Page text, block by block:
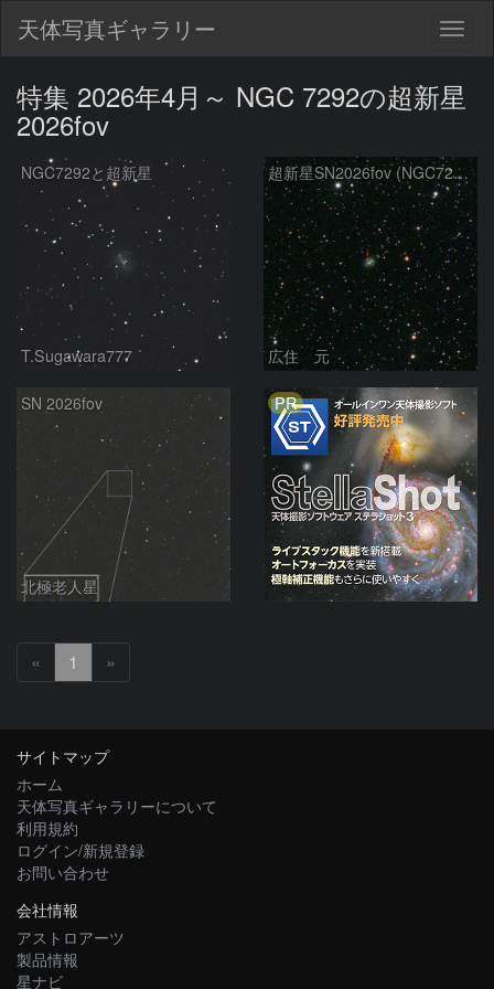
天体写真ギャラリー
特集 2026年4月～ NGC 7292の超新星
2026fov
NGC7292と超新星
T.Sugawara777
超新星SN2026fov (NGC7292) 5/17
広住 元
SN 2026fov
北極老人星
PR
« 1 »
サイトマップ
ホーム
天体写真ギャラリーについて
利用規約
ログイン/新規登録
お問い合わせ
会社情報
アストロアーツ
製品情報
星ナビ